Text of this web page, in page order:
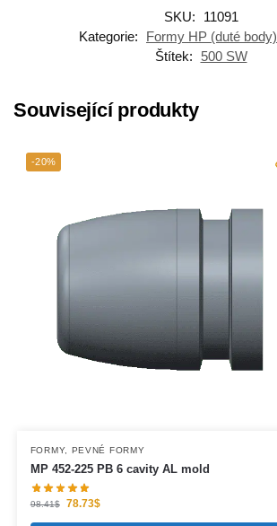
SKU:
11091
Kategorie:
Formy HP (duté body)
Štítek:
500 SW
Související produkty
-20%
FORMY, PEVNÉ FORMY
MP 452-225 PB 6 cavity AL mold
98.41$ 78.73$